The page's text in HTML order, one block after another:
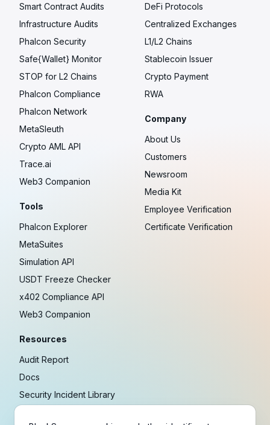
Smart Contract Audits
Infrastructure Audits
Phalcon Security
Safe{Wallet} Monitor
STOP for L2 Chains
Phalcon Compliance
Phalcon Network
MetaSleuth
Crypto AML API
Trace.ai
Web3 Companion
Tools
Phalcon Explorer
MetaSuites
Simulation API
USDT Freeze Checker
x402 Compliance API
Web3 Companion
Resources
Audit Report
Docs
Security Incident Library
DeFi Protocols
Centralized Exchanges
L1/L2 Chains
Stablecoin Issuer
Crypto Payment
RWA
Company
About Us
Customers
Newsroom
Media Kit
Employee Verification
Certificate Verification